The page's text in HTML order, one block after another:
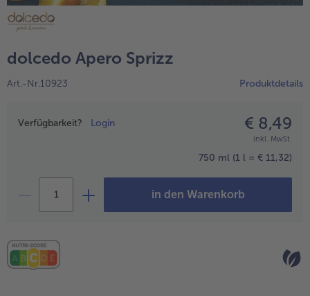
alle Brot & Gebäck
Süße Vielfalt
Wein & Spirituosen
dolcedo Apero Sprizz
Art.-Nr.10923 Produktdetails
Preisangabe
Verfügbarkeit? Login € 8,49
inkl. MwSt.
750 ml (1 l = € 11,32)
in den Warenkorb